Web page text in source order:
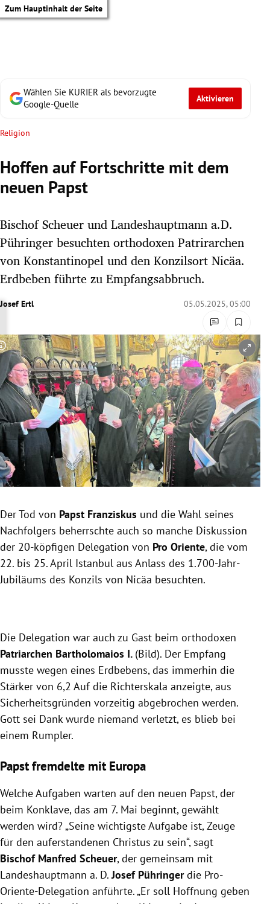
Zum Hauptinhalt der Seite
Untermenü
Untermenü
Untermenü
Untermenü
Untermenü
Untermenü
Untermenü
Untermenü
Untermenü
Wählen Sie KURIER als bevorzugte
Google-Quelle
Aktivieren
Religion
Hoffen auf Fortschritte mit dem
neuen Papst
Bischof Scheuer und Landeshauptmann a.D.
Pühringer besuchten orthodoxen Patrirarchen
von Konstantinopel und den Konzilsort Nicäa.
Erdbeben führte zu Empfangsabbruch.
Josef Ertl 05.05.2025, 05:00
Copyright-Hinweis öffnen/schließen
Der Tod von Papst Franziskus und die Wahl seines
Nachfolgers beherrschte auch so manche Diskussion
der 20-köpfigen Delegation von Pro Oriente, die vom
22. bis 25. April Istanbul aus Anlass des 1.700-Jahr-
Jubiläums des Konzils von Nicäa besuchten.
Die Delegation war auch zu Gast beim orthodoxen
Patriarchen Bartholomaios I. (Bild). Der Empfang
musste wegen eines Erdbebens, das immerhin die
Stärker von 6,2 Auf die Richterskala anzeigte, aus
Sicherheitsgründen vorzeitig abgebrochen werden.
Gott sei Dank wurde niemand verletzt, es blieb bei
einem Rumpler.
Papst fremdelte mit Europa
Welche Aufgaben warten auf den neuen Papst, der
beim Konklave, das am 7. Mai beginnt, gewählt
werden wird? „Seine wichtigste Aufgabe ist, Zeuge
für den auferstandenen Christus zu sein“, sagt
Bischof Manfred Scheuer, der gemeinsam mit
Landeshauptmann a. D.Josef Pühringerdie Pro-
Oriente-Delegation anführte. „Er soll Hoffnung geben